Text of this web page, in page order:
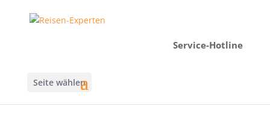
Service-Hotline
Seite wählen